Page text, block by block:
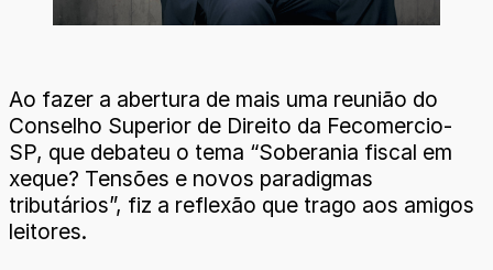
Ao fazer a abertura de mais uma reunião do
Conselho Superior de Direito da Fecomercio-
SP, que debateu o tema “Soberania fiscal em
xeque? Tensões e novos paradigmas
tributários”, fiz a reflexão que trago aos amigos
leitores.